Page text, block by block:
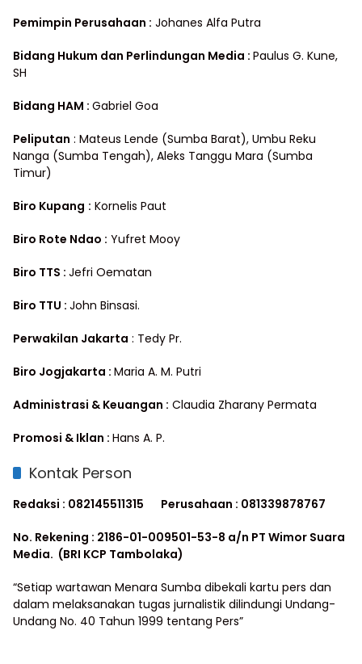
Pemimpin Perusahaan : Johanes Alfa Putra
Bidang Hukum dan Perlindungan Media : Paulus G. Kune,
SH
Bidang HAM : Gabriel Goa
Peliputan : Mateus Lende (Sumba Barat), Umbu Reku
Nanga (Sumba Tengah), Aleks Tanggu Mara (Sumba
Timur)
Biro Kupang : Kornelis Paut
Biro Rote Ndao : Yufret Mooy
Biro TTS : Jefri Oematan
Biro TTU : John Binsasi.
Perwakilan Jakarta : Tedy Pr.
Biro Jogjakarta : Maria A. M. Putri
Administrasi & Keuangan : Claudia Zharany Permata
Promosi & Iklan : Hans A. P.
Kontak Person
Redaksi : 082145511315 Perusahaan : 081339878767
No. Rekening : 2186-01-009501-53-8 a/n PT Wimor Suara
Media. (BRI KCP Tambolaka)
“Setiap wartawan Menara Sumba dibekali kartu pers dan
dalam melaksanakan tugas jurnalistik dilindungi Undang-
Undang No. 40 Tahun 1999 tentang Pers”